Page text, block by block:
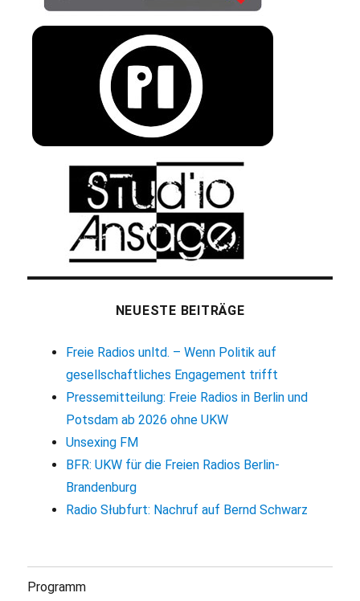
NEUESTE BEITRÄGE
Freie Radios unltd. – Wenn Politik auf
gesellschaftliches Engagement trifft
Pressemitteilung: Freie Radios in Berlin und
Potsdam ab 2026 ohne UKW
Unsexing FM
BFR: UKW für die Freien Radios Berlin-
Brandenburg
Radio Słubfurt: Nachruf auf Bernd Schwarz
Programm